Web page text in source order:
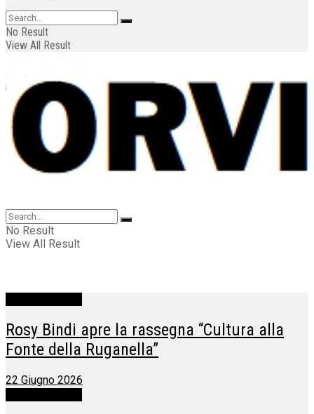
No Result
View All Result
No Result
View All Result
Rosy Bindi apre la rassegna “Cultura alla
Fonte della Ruganella”
22 Giugno 2026